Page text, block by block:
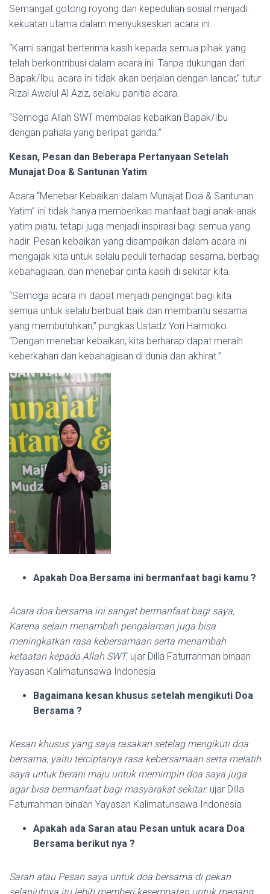
Semangat gotong royong dan kepedulian sosial menjadi
kekuatan utama dalam menyukseskan acara ini.
“Kami sangat berterima kasih kepada semua pihak yang
telah berkontribusi dalam acara ini. Tanpa dukungan dari
Bapak/Ibu, acara ini tidak akan berjalan dengan lancar,” tutur
Rizal Awalul Al Aziz, selaku panitia acara.
“Semoga Allah SWT membalas kebaikan Bapak/Ibu
dengan pahala yang berlipat ganda.”
Kesan, Pesan dan Beberapa Pertanyaan Setelah
Munajat Doa & Santunan Yatim
Acara “Menebar Kebaikan dalam Munajat Doa & Santunan
Yatim” ini tidak hanya memberikan manfaat bagi anak-anak
yatim piatu, tetapi juga menjadi inspirasi bagi semua yang
hadir. Pesan kebaikan yang disampaikan dalam acara ini
mengajak kita untuk selalu peduli terhadap sesama, berbagi
kebahagiaan, dan menebar cinta kasih di sekitar kita.
“Semoga acara ini dapat menjadi pengingat bagi kita
semua untuk selalu berbuat baik dan membantu sesama
yang membutuhkan,” pungkas Ustadz Yori Harmoko.
“Dengan menebar kebaikan, kita berharap dapat meraih
keberkahan dan kebahagiaan di dunia dan akhirat.”
Apakah Doa Bersama ini bermanfaat bagi kamu ?
Acara doa bersama ini sangat bermanfaat bagi saya,
Karena selain menambah pengalaman juga bisa
meningkatkan rasa kebersamaan serta menambah
ketaatan kepada Allah SWT. ujar Dilla Faturrahman binaan
Yayasan Kalimatunsawa Indonesia
Bagaimana kesan khusus setelah mengikuti Doa
Bersama ?
Kesan khusus yang saya rasakan setelag mengikuti doa
bersama, yaitu terciptanya rasa kebersamaan serta melatih
saya untuk berani maju untuk memimpin doa saya juga
agar bisa bermanfaat bagi masyarakat sekitar. ujar Dilla
Faturrahman binaan Yayasan Kalimatunsawa Indonesia
Apakah ada Saran atau Pesan untuk acara Doa
Bersama berikut nya ?
Saran atau Pesan saya untuk doa bersama di pekan